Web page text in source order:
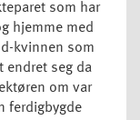
som har
hjemme med
kvinnen som
endret seg da
om var
ferdigbygde